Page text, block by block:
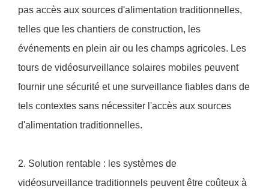
pas accès aux sources d'alimentation traditionnelles,
telles que les chantiers de construction, les
événements en plein air ou les champs agricoles. Les
tours de vidéosurveillance solaires mobiles peuvent
fournir une sécurité et une surveillance fiables dans de
tels contextes sans nécessiter l'accès aux sources
d'alimentation traditionnelles.
2. Solution rentable : les systèmes de
vidéosurveillance traditionnels peuvent être coûteux à